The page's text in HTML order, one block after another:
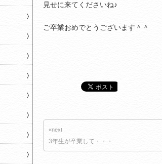
見せに来てくださいね♪
ご卒業おめでとうございます＾＾
«next
3年生が卒業して・・・